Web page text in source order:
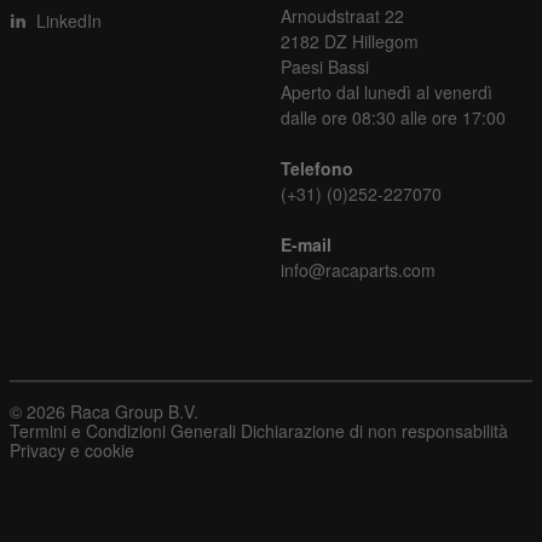
LinkedIn
Arnoudstraat 22
2182 DZ Hillegom
Paesi Bassi
Aperto dal lunedì al venerdì
dalle ore 08:30 alle ore 17:00
Telefono
(+31) (0)252-227070
E-mail
info@racaparts.com
© 2026 Raca Group B.V.
Termini e Condizioni Generali Dichiarazione di non responsabilità
Privacy e cookie